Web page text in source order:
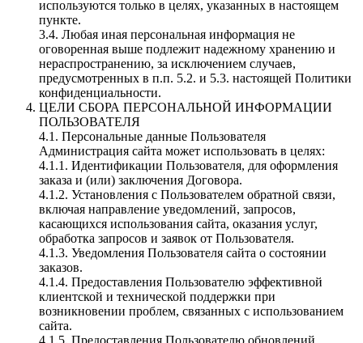
используются только в целях, указанных в настоящем
пункте.
3.4. Любая иная персональная информация не
оговоренная выше подлежит надежному хранению и
нераспространению, за исключением случаев,
предусмотренных в п.п. 5.2. и 5.3. настоящей Политики
конфиденциальности.
ЦЕЛИ СБОРА ПЕРСОНАЛЬНОЙ ИНФОРМАЦИИ
ПОЛЬЗОВАТЕЛЯ
4.1. Персональные данные Пользователя
Администрация сайта может использовать в целях:
4.1.1. Идентификации Пользователя, для оформления
заказа и (или) заключения Договора.
4.1.2. Установления с Пользователем обратной связи,
включая направление уведомлений, запросов,
касающихся использования сайта, оказания услуг,
обработка запросов и заявок от Пользователя.
4.1.3. Уведомления Пользователя сайта о состоянии
заказов.
4.1.4. Предоставления Пользователю эффективной
клиентской и технической поддержки при
возникновении проблем, связанных с использованием
сайта.
4.1.5. Предоставления Пользователю обновлений